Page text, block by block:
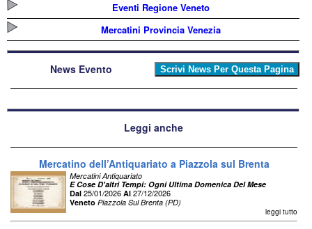
Eventi Regione Veneto
Mercatini Provincia Venezia
News Evento
Leggi anche
Mercatino dell’Antiquariato a Piazzola sul Brenta
Mercatini Antiquariato
E Cose D'altri Tempi: Ogni Ultima Domenica Del Mese
Dal 25/01/2026 Al 27/12/2026
Veneto Piazzola Sul Brenta (PD)
leggi tutto